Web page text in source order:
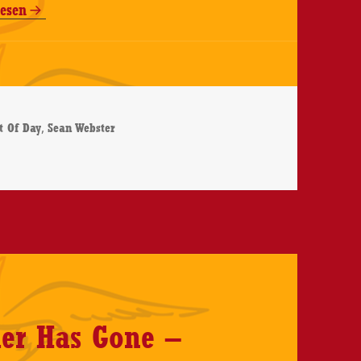
Of Day,Sean Webster
Day – CD-Review
Has Gone –